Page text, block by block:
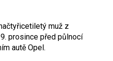
muž z
prosince před půlnocí
autě Opel.